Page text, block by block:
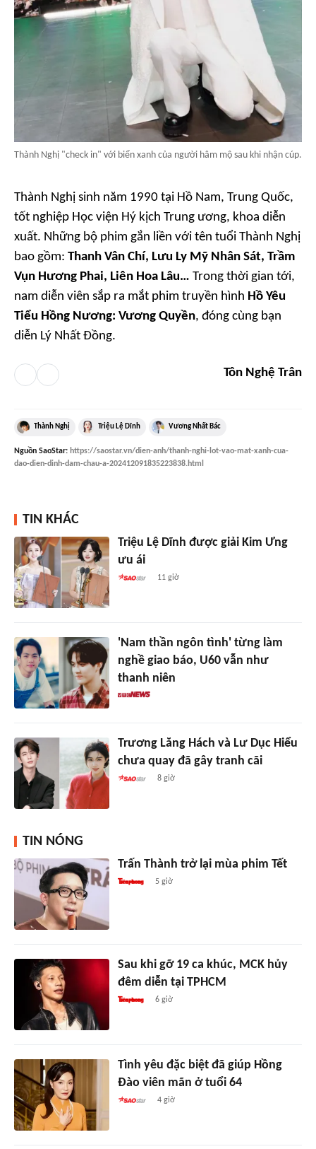
Thành Nghị "check in" với biển xanh của người hâm mộ sau khi nhận cúp.
Thành Nghị sinh năm 1990 tại Hồ Nam, Trung Quốc,
tốt nghiệp Học viện Hý kịch Trung ương, khoa diễn
xuất. Những bộ phim gắn liền với tên tuổi Thành Nghị
bao gồm: Thanh Vân Chí, Lưu Ly Mỹ Nhân Sát, Trầm
Vụn Hương Phai, Liên Hoa Lâu… Trong thời gian tới,
nam diễn viên sắp ra mắt phim truyền hình Hồ Yêu
Tiểu Hồng Nương: Vương Quyền, đóng cùng bạn
diễn Lý Nhất Đồng.
Tôn Nghệ Trân
Thành Nghị Triệu Lệ Dĩnh Vương Nhất Bác
Nguồn SaoStar: https://saostar.vn/dien-anh/thanh-nghi-lot-vao-mat-xanh-cua-
dao-dien-dinh-dam-chau-a-202412091835223838.html
TIN KHÁC
Triệu Lệ Dĩnh được giải Kim Ưng
ưu ái
11 giờ
'Nam thần ngôn tình' từng làm
nghề giao báo, U60 vẫn như
thanh niên
Trương Lăng Hách và Lư Dục Hiểu
chưa quay đã gây tranh cãi
8 giờ
TIN NÓNG
Trấn Thành trở lại mùa phim Tết
5 giờ
Sau khi gỡ 19 ca khúc, MCK hủy
đêm diễn tại TPHCM
6 giờ
Tình yêu đặc biệt đã giúp Hồng
Đào viên mãn ở tuổi 64
4 giờ